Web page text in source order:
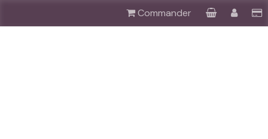
Commander